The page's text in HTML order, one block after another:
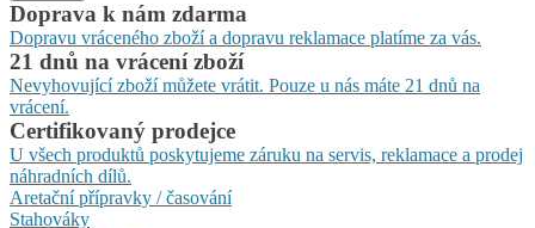
Doprava k nám zdarma
Dopravu vráceného zboží a dopravu reklamace platíme za vás.
21 dnů na vrácení zboží
Nevyhovující zboží můžete vrátit. Pouze u nás máte 21 dnů na
vrácení.
Certifikovaný prodejce
U všech produktů poskytujeme záruku na servis, reklamace a prodej
náhradních dílů.
Aretační přípravky / časování
Stahováky